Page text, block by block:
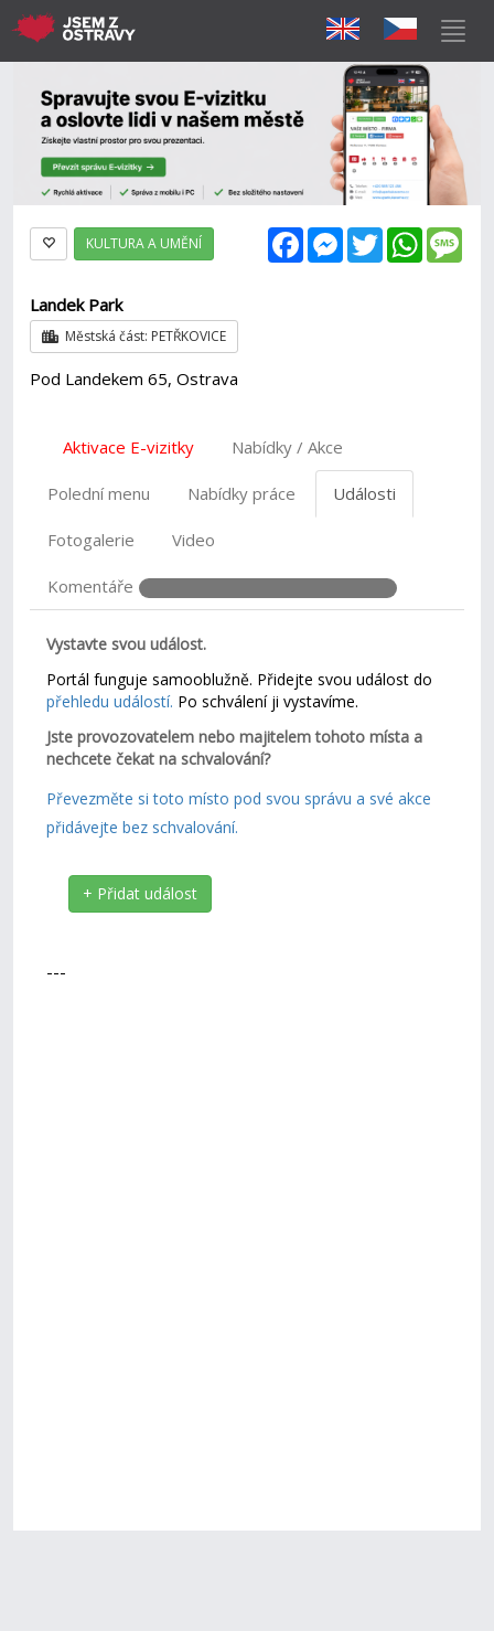
FacebookMessenger
Twitter
KULTURA A UMĚNÍ
Landek Park
Městská část: PETŘKOVICE
Pod Landekem 65, Ostrava
Aktivace E-vizitky Nabídky / Akce
Polední menu Nabídky práce Události
Fotogalerie Video
Komentáře
Vystavte svou událost.
Portál funguje samooblužně. Přidejte svou událost do
přehledu událostí. Po schválení ji vystavíme.
Jste provozovatelem nebo majitelem tohoto místa a
nechcete čekat na schvalování?
Převezměte si toto místo pod svou správu a své akce
přidávejte bez schvalování.
+ Přidat událost
---